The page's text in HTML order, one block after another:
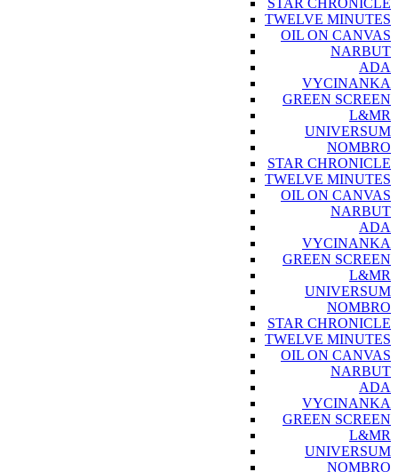
STAR CHRONICLE
TWELVE MINUTES
OIL ON CANVAS
NARBUT
ADA
VYCINANKA
GREEN SCREEN
L&MR
UNIVERSUM
NOMBRO
STAR CHRONICLE
TWELVE MINUTES
OIL ON CANVAS
NARBUT
ADA
VYCINANKA
GREEN SCREEN
L&MR
UNIVERSUM
NOMBRO
STAR CHRONICLE
TWELVE MINUTES
OIL ON CANVAS
NARBUT
ADA
VYCINANKA
GREEN SCREEN
L&MR
UNIVERSUM
NOMBRO